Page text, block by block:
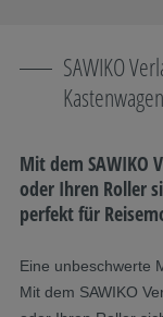
SAWIKO
Mit dem SAWIKO
oder Ihren Roller
perfekt für
Eine unbeschwerte
Mit dem SAWIKO